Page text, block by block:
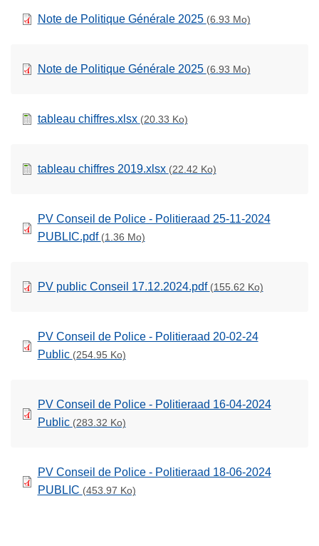
Note de Politique Générale 2025 (6.93 Mo)
Note de Politique Générale 2025 (6.93 Mo)
tableau chiffres.xlsx (20.33 Ko)
tableau chiffres 2019.xlsx (22.42 Ko)
PV Conseil de Police - Politieraad 25-11-2024
PUBLIC.pdf (1.36 Mo)
PV public Conseil 17.12.2024.pdf (155.62 Ko)
PV Conseil de Police - Politieraad 20-02-24
Public (254.95 Ko)
PV Conseil de Police - Politieraad 16-04-2024
Public (283.32 Ko)
PV Conseil de Police - Politieraad 18-06-2024
PUBLIC (453.97 Ko)